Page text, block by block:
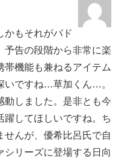
かもそれがバド
予告の段階から非常に楽
帯機能も兼ねるアイテム
いですね…草加くん…。
動しました。是非とも今
躍してほしいですね。ち
せんが、優希比呂氏で自
シリーズに登場する日向